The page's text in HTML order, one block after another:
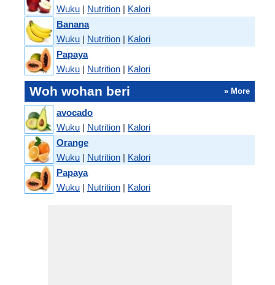
Wuku | Nutrition | Kalori
Banana
Wuku | Nutrition | Kalori
Papaya
Wuku | Nutrition | Kalori
Woh wohan beri » More
avocado
Wuku | Nutrition | Kalori
Orange
Wuku | Nutrition | Kalori
Papaya
Wuku | Nutrition | Kalori